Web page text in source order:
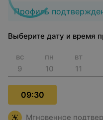
Профиль
Выберите дату и время
вс
9
пн
10
вт
11
09:30
Мгновенное